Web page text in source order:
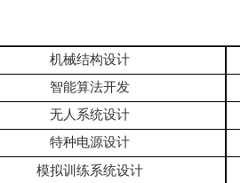
机械结构设计
智能算法开发
无人系统设计
特种电源设计
模拟训练系统设计